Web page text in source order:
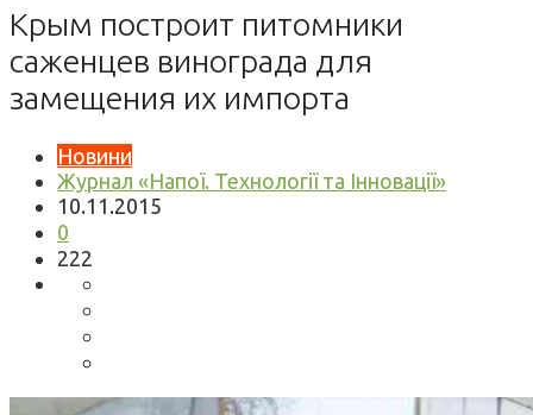
Крым построит питомники
саженцев винограда для
замещения их импорта
Новини
Журнал «Напої. Технології та Інновації»
10.11.2015
0
222